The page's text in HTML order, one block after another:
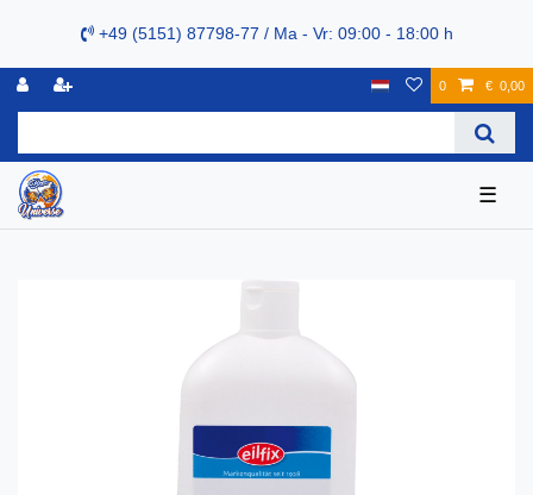
+49 (5151) 87798-77 / Ma - Vr: 09:00 - 18:00 h
0 € 0,00
☰